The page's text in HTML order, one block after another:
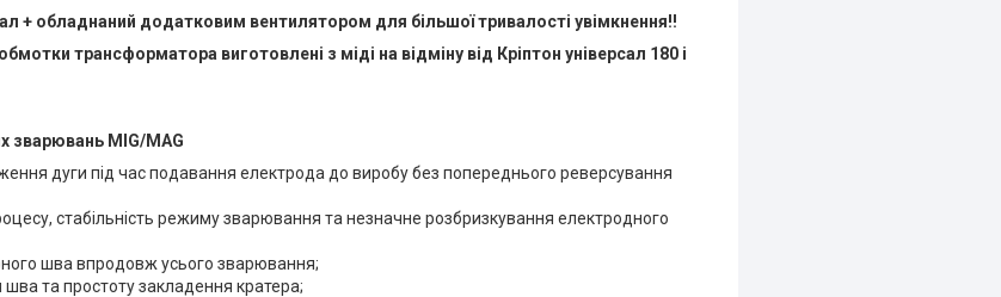
+ обладнаний додатковим вентилятором для більшої тривалості увімкнення!!
трансформатора виготовлені з міді на відміну від Кріптон універсал 180 і
зварювань MIG/MAG
дуги під час подавання електрода до виробу без попереднього реверсування
стабільність режиму зварювання та незначне розбризкування електродного
шва впродовж усього зварювання;
та простоту закладення кратера;